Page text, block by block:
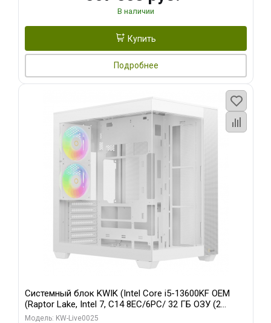
В наличии
Купить
Подробнее
Системный блок KWIK (Intel Core i5-13600KF OEM
(Raptor Lake, Intel 7, C14 8EC/6PC/ 32 ГБ ОЗУ (2
модуля)/ Gigabyte RTX5060 WINDFORCE OC 8GB
Модель: KW-Live0025